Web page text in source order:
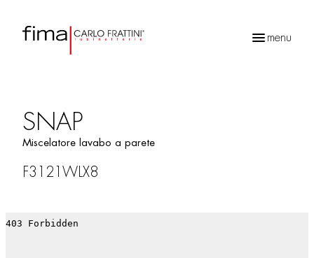
menu
SNAP
Miscelatore lavabo a parete
F3121WLX8